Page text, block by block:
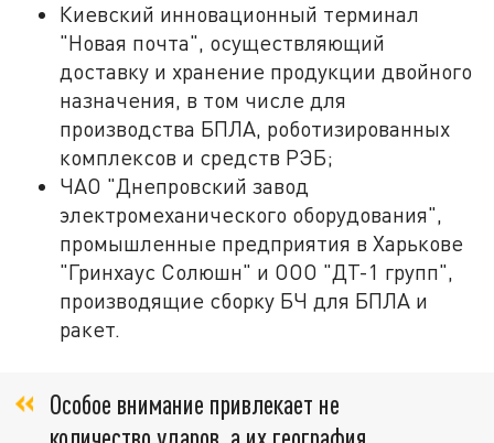
Киевский инновационный терминал
"Новая почта", осуществляющий
доставку и хранение продукции двойного
назначения, в том числе для
производства БПЛА, роботизированных
комплексов и средств РЭБ;
ЧАО "Днепровский завод
электромеханического оборудования",
промышленные предприятия в Харькове
"Гринхаус Солюшн" и ООО "ДТ-1 групп",
производящие сборку БЧ для БПЛА и
ракет.
Особое внимание привлекает не
количество ударов, а их география.